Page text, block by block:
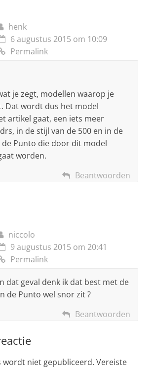
henk
6 augustus 2015 om 10:09
Permalink
je zegt, modellen waarop je
Dat wordt dus het model
artikel gaat, een iets meer
in de stijl van de 500 en in de
Punto die door dit model
worden.
Beantwoorden
niccolo
9 augustus 2015 om 20:41
Permalink
dat geval denk ik dat best met de
de Punto wel snor zit ?
Beantwoorden
wordt niet gepubliceerd. Vereiste